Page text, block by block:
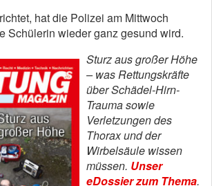
hat die Polizei am Mittwoch
Schülerin wieder ganz gesund wird.
Sturz aus großer Höhe
– was Rettungskräfte
über Schädel-Hirn-
Trauma sowie
Verletzungen des
Thorax und der
Wirbelsäule wissen
müssen. Unser
eDossier zum Thema.